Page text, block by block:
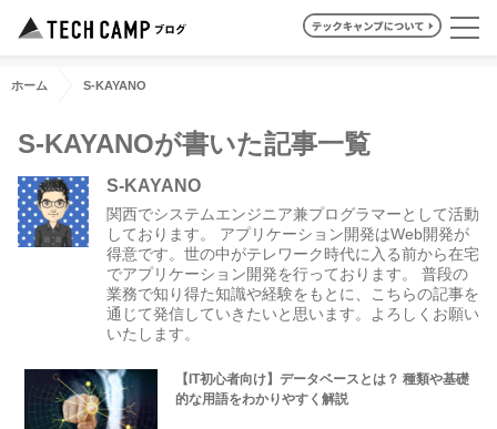
ホーム S-KAYANO
S-KAYANOが書いた記事一覧
S-KAYANO
関西でシステムエンジニア兼プログラマーとして活動
しております。 アプリケーション開発はWeb開発が
得意です。世の中がテレワーク時代に入る前から在宅
でアプリケーション開発を行っております。 普段の
業務で知り得た知識や経験をもとに、こちらの記事を
通じて発信していきたいと思います。よろしくお願い
いたします。
【IT初心者向け】データベースとは？ 種類や基礎
的な用語をわかりやすく解説